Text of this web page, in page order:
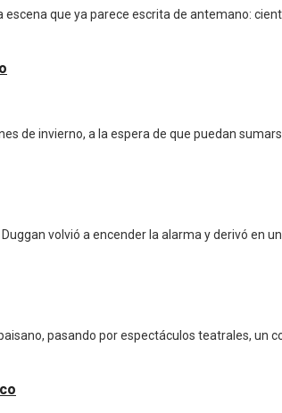
que ya parece escrita de antemano:
de invierno, a la espera de que puedan
volvió a encender la alarma y derivó en
pasando por espectáculos teatrales, un